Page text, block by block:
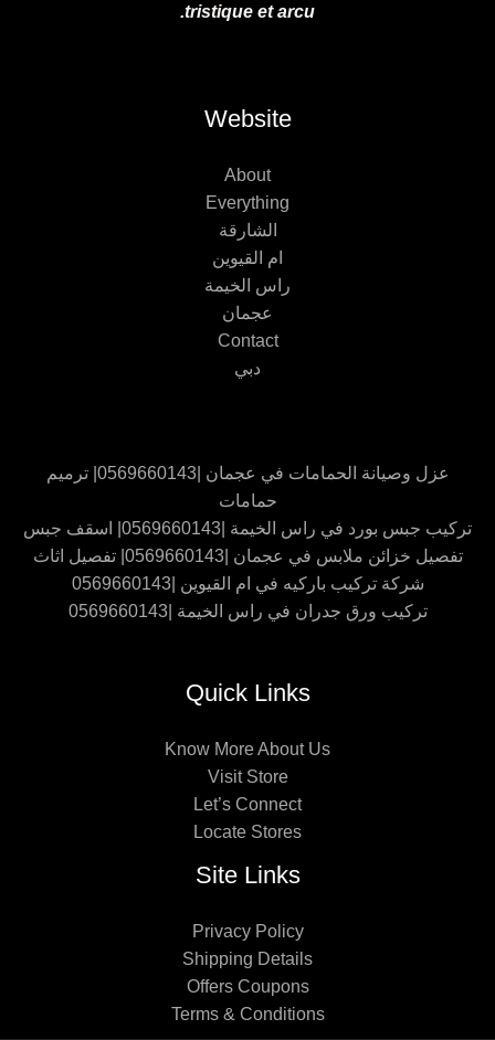
tristique et arcu.
Website
About
Everything
الشارقة
ام القيوين
راس الخيمة
عجمان
Contact
دبي
عزل وصيانة الحمامات في عجمان |0569660143| ترميم
حمامات
تركيب جبس بورد في راس الخيمة |0569660143| اسقف جبس
تفصيل خزائن ملابس في عجمان |0569660143| تفصيل اثاث
شركة تركيب باركيه في ام القيوين |0569660143
تركيب ورق جدران في راس الخيمة |0569660143
Quick Links
Know More About Us
Visit Store
Let’s Connect
Locate Stores
Site Links
Privacy Policy
Shipping Details
Offers Coupons
Terms & Conditions